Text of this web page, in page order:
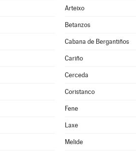
Arteixo
Betanzos
Cabana de Bergantiños
Cariño
Cerceda
Coristanco
Fene
Laxe
Melide